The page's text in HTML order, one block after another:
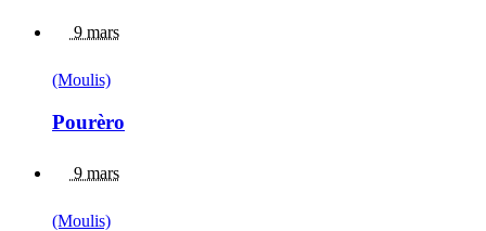
9 mars
(Moulis)
Pourèro
9 mars
(Moulis)